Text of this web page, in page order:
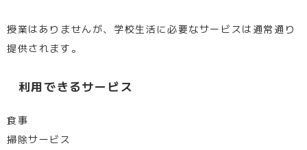
授業はありませんが、学校生活に必要なサービスは通常通り
提供されます。
利用できるサービス
食事
掃除サービス